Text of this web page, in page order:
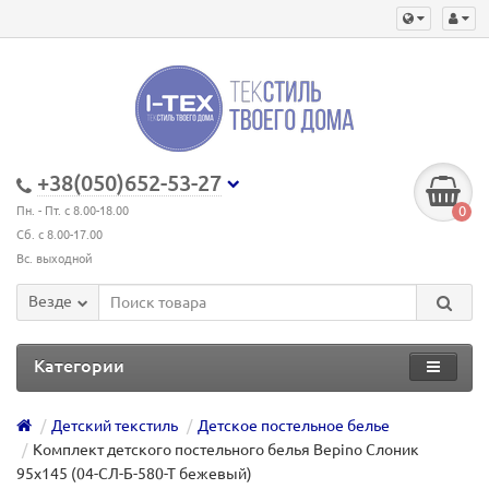
+38(050)652-53-27
Пн. - Пт. с 8.00-18.00
Сб. с 8.00-17.00
Вс. выходной
0
Везде
Категории
Детский текстиль
Детское постельное белье
Комплект детского постельного белья Bepino Слоник
95х145 (04-СЛ-Б-580-Т бежевый)